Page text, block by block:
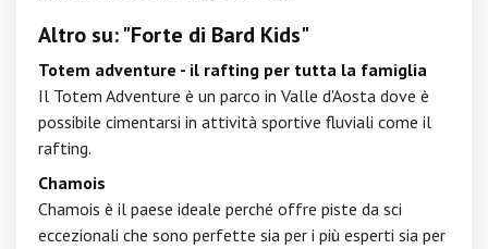
Altro su: "Forte di Bard Kids"
Totem adventure - il rafting per tutta la famiglia
Il Totem Adventure è un parco in Valle d'Aosta dove è
possibile cimentarsi in attività sportive fluviali come il
rafting.
Chamois
Chamois è il paese ideale perché offre piste da sci
eccezionali che sono perfette sia per i più esperti sia per